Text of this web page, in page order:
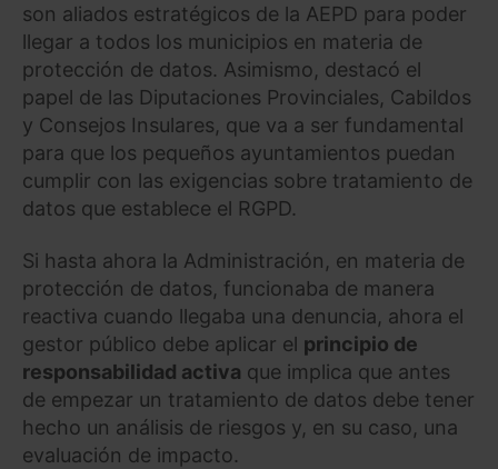
son aliados estratégicos de la AEPD para poder
llegar a todos los municipios en materia de
protección de datos. Asimismo, destacó el
papel de las Diputaciones Provinciales, Cabildos
y Consejos Insulares, que va a ser fundamental
para que los pequeños ayuntamientos puedan
cumplir con las exigencias sobre tratamiento de
datos que establece el RGPD.
Si hasta ahora la Administración, en materia de
protección de datos, funcionaba de manera
reactiva cuando llegaba una denuncia, ahora el
gestor público debe aplicar el principio de
responsabilidad activa que implica que antes
de empezar un tratamiento de datos debe tener
hecho un análisis de riesgos y, en su caso, una
evaluación de impacto.